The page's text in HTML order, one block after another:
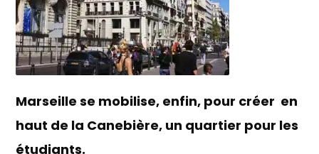
Marseille se mobilise, enfin, pour créer en
haut de la Canebière, un quartier pour les
étudiants.